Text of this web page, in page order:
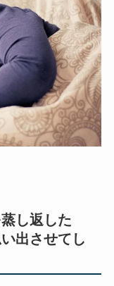
し返した
出させてし